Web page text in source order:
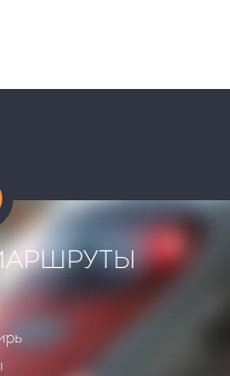
В
день
17
часов
20
минут